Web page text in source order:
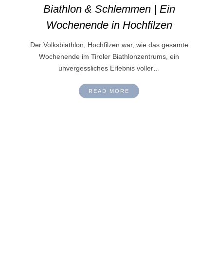
Biathlon & Schlemmen | Ein
Wochenende in Hochfilzen
Der Volksbiathlon, Hochfilzen war, wie das gesamte
Wochenende im Tiroler Biathlonzentrums, ein
unvergessliches Erlebnis voller…
READ MORE